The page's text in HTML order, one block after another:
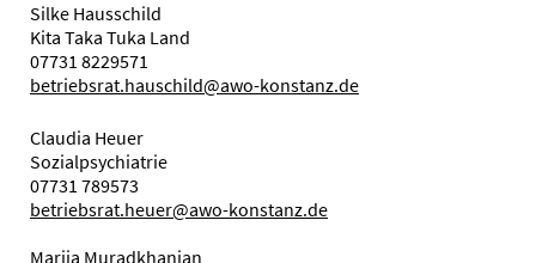
Silke Hausschild
Kita Taka Tuka Land
07731 8229571
betriebsrat.hauschild@awo-konstanz.de
Claudia Heuer
Sozialpsychiatrie
07731 789573
betriebsrat.heuer@awo-konstanz.de
Mariia Muradkhanian